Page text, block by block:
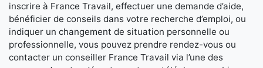
inscrire à France Travail, effectuer une demande d’aide,
bénéficier de conseils dans votre recherche d’emploi, ou
indiquer un changement de situation personnelle ou
professionnelle, vous pouvez prendre rendez-vous ou
contacter un conseiller France Travail via l’une des